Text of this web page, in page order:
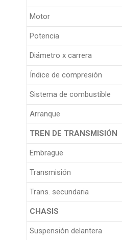
Motor
Potencia
Diámetro x carrera
Índice de compresión
Sistema de combustible
Arranque
TREN DE TRANSMISIÓN
Embrague
Transmisión
Trans. secundaria
CHASIS
Suspensión delantera